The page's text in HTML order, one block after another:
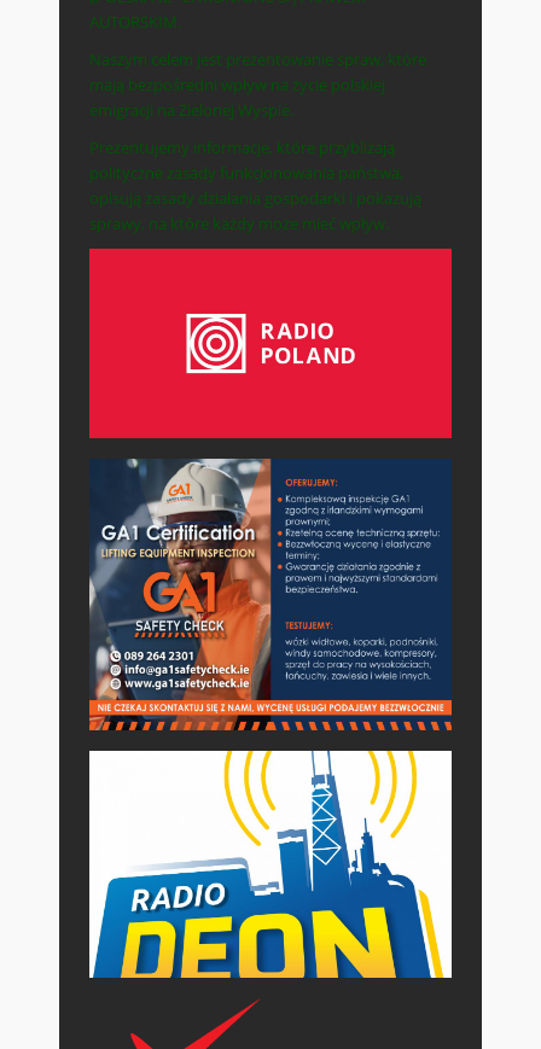
AUTORSKIM.
Naszym celem jest prezentowanie spraw, które
mają bezpośredni wpływ na życie polskiej
emigracji na Zielonej Wyspie.
Prezentujemy informacje, które przybliżają
polityczne zasady funkcjonowania państwa,
opisują zasady działania gospodarki i pokazują
sprawy, na które każdy może mieć wpływ.